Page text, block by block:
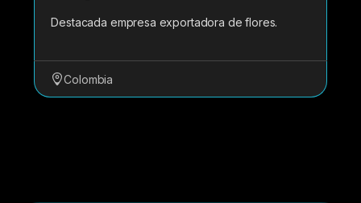
Destacada empresa exportadora de flores.
Colombia